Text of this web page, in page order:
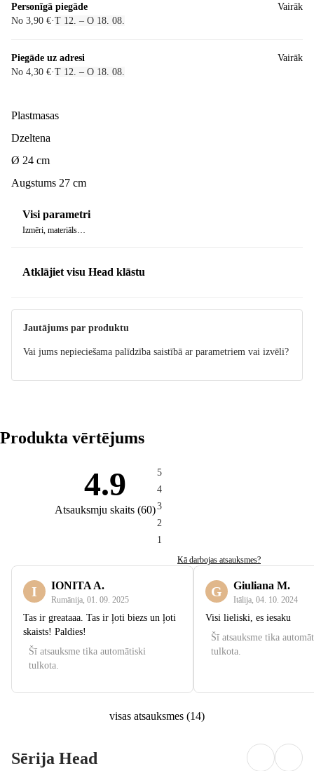
Personīgā piegāde
No 3,90 €·T 12. – O 18. 08.
Vairāk
Piegāde uz adresi
No 4,30 €·T 12. – O 18. 08.
Vairāk
Plastmasas
Dzeltena
Ø 24 cm
Augstums 27 cm
Visi parametri
Izmēri, materiāls…
Atklājiet visu Head klāstu
Jautājums par produktu
Vai jums nepieciešama palīdzība saistībā ar parametriem vai izvēli?
Produkta vērtējums
4.9
Atsauksmju skaits (60)
5
4
3
2
1
Kā darbojas atsauksmes?
I IONITA A.
Rumānija 01. 09. 2025
Tas ir greataaa. Tas ir ļoti biezs un ļoti
skaists! Paldies!
Šī atsauksme tika automātiski
tulkota.
G Giuliana M.
Itālija 04. 10. 2024
Visi lieliski, es iesaku
Šī atsauksme tika
tulkota.
visas atsauksmes (14)
Sērija Head